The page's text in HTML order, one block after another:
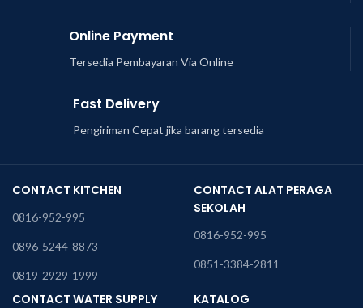
Online Payment
Tersedia Pembayaran Via Online
Fast Delivery
Pengiriman Cepat jika barang tersedia
CONTACT KITCHEN
0816-952-995
0896-5244-8873
0819-2929-1999
CONTACT ALAT PERAGA
SEKOLAH
0816-952-995
0851-3384-2811
CONTACT WATER SUPPLY
KATALOG